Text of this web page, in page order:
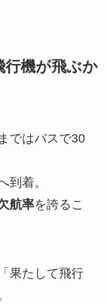
機が飛ぶか
ではバスで30
到着。
航率を誇るこ
果たして飛行